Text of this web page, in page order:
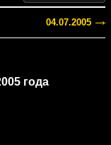
04.07.2005
года